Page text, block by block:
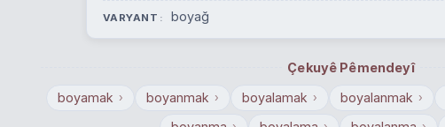
VARYANT boyağ
Çekuyê Pêmendeyî
boyamak › boyanmak › boyalamak › boyalanmak ›